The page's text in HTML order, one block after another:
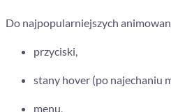
Do najpopularniejszych
przyciski,
stany hover (po najechaniu
menu,